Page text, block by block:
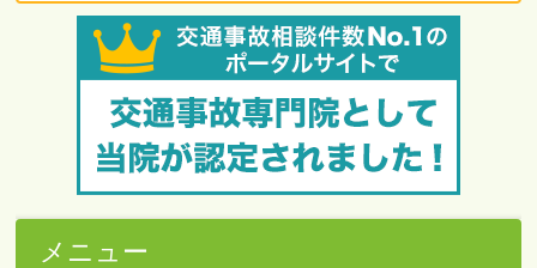
メニュー